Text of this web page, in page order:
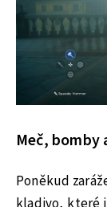
Meč,
Poněkud